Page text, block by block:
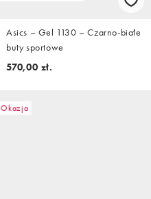
Asics – Gel 1130 – Czarno-białe
buty sportowe
570,00 zł.
Okazja